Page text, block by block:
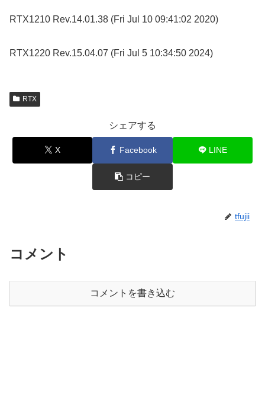
RTX1210 Rev.14.01.38 (Fri Jul 10 09:41:02 2020)
RTX1220 Rev.15.04.07 (Fri Jul 5 10:34:50 2024)
RTX
シェアする
X Facebook LINE
コピー
tfujii
コメント
コメントを書き込む